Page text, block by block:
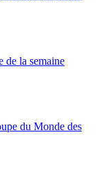
de la semaine
du Monde des